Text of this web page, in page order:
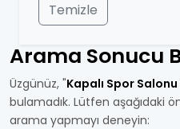
Temizle
Arama Sonucu
Üzgünüz, "Kapalı Spor Salonu
bulamadık. Lütfen aşağıdaki
arama yapmayı deneyin: